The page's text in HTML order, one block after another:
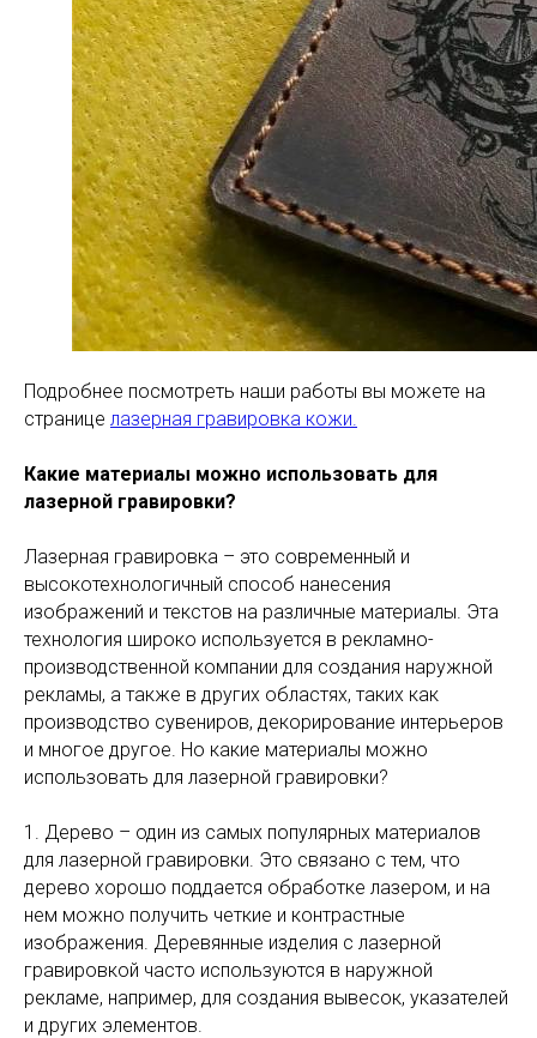
Подробнее посмотреть наши работы вы можете на
странице лазерная гравировка кожи.
Какие материалы можно использовать для
лазерной гравировки?
Лазерная гравировка – это современный и
высокотехнологичный способ нанесения
изображений и текстов на различные материалы. Эта
технология широко используется в рекламно-
производственной компании для создания наружной
рекламы, а также в других областях, таких как
производство сувениров, декорирование интерьеров
и многое другое. Но какие материалы можно
использовать для лазерной гравировки?
1. Дерево – один из самых популярных материалов
для лазерной гравировки. Это связано с тем, что
дерево хорошо поддается обработке лазером, и на
нем можно получить четкие и контрастные
изображения. Деревянные изделия с лазерной
гравировкой часто используются в наружной
рекламе, например, для создания вывесок, указателей
и других элементов.